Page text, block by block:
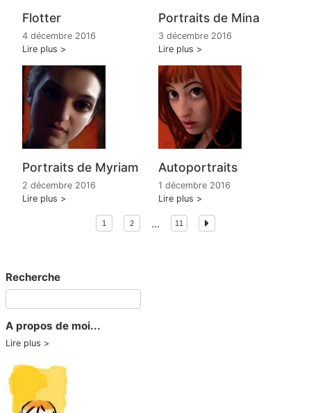
Flotter
4 décembre 2016
Lire plus
Portraits de Mina
3 décembre 2016
Lire plus
Portraits de Myriam
2 décembre 2016
Lire plus
Autoportraits
1 décembre 2016
Lire plus
1 2 ... 11
Recherche
A propos de moi...
Lire plus